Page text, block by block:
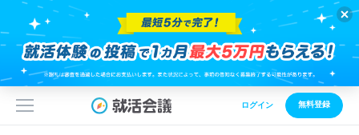
ログイン 無料登録